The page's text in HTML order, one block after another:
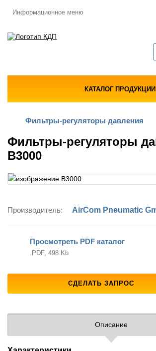
Информационное меню
КАТАЛОГ ПРОДУКЦИИ
Фильтры-регуляторы давления
Фильтры-регуляторы
B3000
Производитель: AirCom Pneumatic
Просмотреть PDF каталог
.PDF, 498 Kb
СДЕЛАТЬ ЗАПРОС
Описание